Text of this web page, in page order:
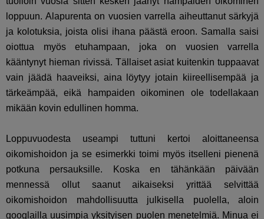
loppuun. Alapurenta on vuosien varrella aiheuttanut särkyjä
ja kolotuksia, joista olisi ihana päästä eroon. Samalla saisi
oiottua myös etuhampaan, joka on vuosien varrella
kääntynyt hieman rivissä. Tällaiset asiat kuitenkin tuppaavat
vain jäädä haaveiksi, aina löytyy jotain kiireellisempää ja
tärkeämpää, eikä hampaiden oikominen ole todellakaan
mikään kovin edullinen homma.
Loppuvuodesta useampi tuttuni kertoi aloittaneensa
oikomishoidon ja se esimerkki toimi myös itselleni pienenä
potkuna persauksille. Koska en tähänkään päivään
mennessä ollut saanut aikaiseksi yrittää selvittää
oikomishoidon mahdollisuutta julkisella puolella, aloin
googlailla uusimpia yksityisen puolen menetelmiä. Minua ei